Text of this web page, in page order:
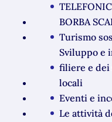
BORBA
Turismo
Sviluppo e
filiere e
locali
Eventi e
Le attività